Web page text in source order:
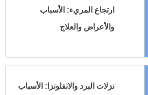
ارتجاع المريء: الأسباب
والأعراض والعلاج
نزلات البرد والانفلونزا: الأسباب